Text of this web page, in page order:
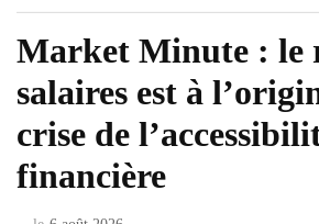
Market Minute : le
salaires est à
crise de
financière